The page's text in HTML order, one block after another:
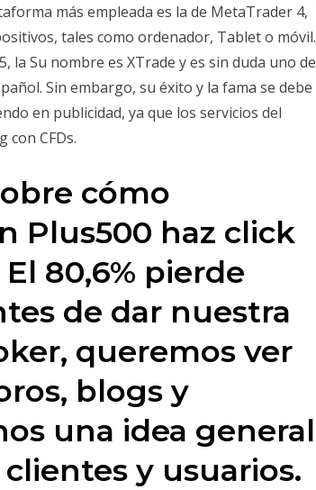
más empleada es la de MetaTrader 4,
tales como ordenador, Tablet o móvil.
Su nombre es XTrade y es sin duda uno de
Sin embargo, su éxito y la fama se debe
en publicidad, ya que los servicios del
CFDs.
cómo
Plus500 haz click
80,6% pierde
de dar nuestra
queremos ver
blogs y
una idea general
y usuarios.